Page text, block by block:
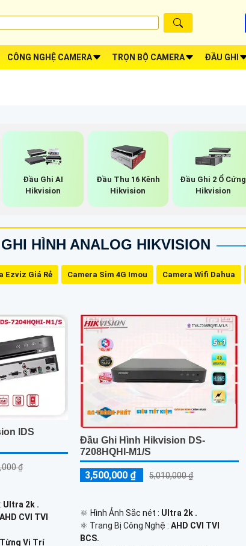
CÔNG NGHỆ CAMERA TRỌN BỘ CAMERA ĐẦU GHI
Đầu Ghi AI
Hikvision
Đầu Thu 16 Kênh
Hikvision
Đầu Ghi 2 Ổ Cứng
Hikvision
HÌNH ANALOG HIKVISION
Ezviz Giá Rẻ Camera Sim 4G Imou Camera Wifi Dahua
IDS
₫
Ultra 2k .
AHD CVI TVI
Từng Vị Trí
Đầu Ghi Hình Hikvision DS-
7208HQHI-M1/S
3,500,000 ₫ 5,010,000 ₫
🔆 Hình Ảnh Sắc nét : Ultra 2k .
⚛️ Trang Bị Công Nghệ :AHD CVI TVI
BCS.